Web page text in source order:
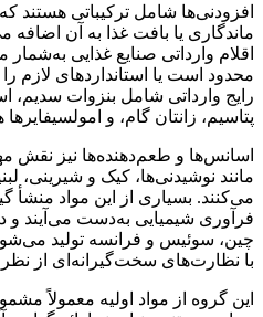
افزودنی‌ها شامل ترکیباتی هستند
ماندگاری یا بافت غذا به آن اضافه
اقلام وارداتی صنایع غذایی به‌شمار
محدود است یا استانداردهای لازم
رایج وارداتی شامل بنزوات سدیم،
پتاسیم، زانتان گام، و
اسانس‌ها و طعم‌دهنده‌ها نیز
مانند نوشیدنی‌ها، کیک و شیرینی،
می‌کنند. بسیاری از این مواد منشأ
فرآوری شیمیایی به‌دست می‌آیند و
چین، سوئیس و فرانسه تولید
با نظارت‌های سخت‌گیرانه‌ای از
این گروه از مواد اولیه معمولاً